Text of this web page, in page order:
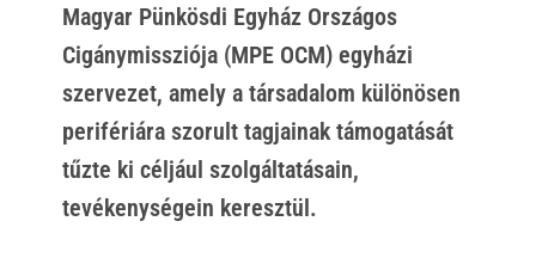
Magyar Pünkösdi Egyház Országos
Cigánymissziója (MPE OCM) egyházi
szervezet, amely a társadalom különösen
perifériára szorult tagjainak támogatását
tűzte ki céljául szolgáltatásain,
tevékenységein keresztül.